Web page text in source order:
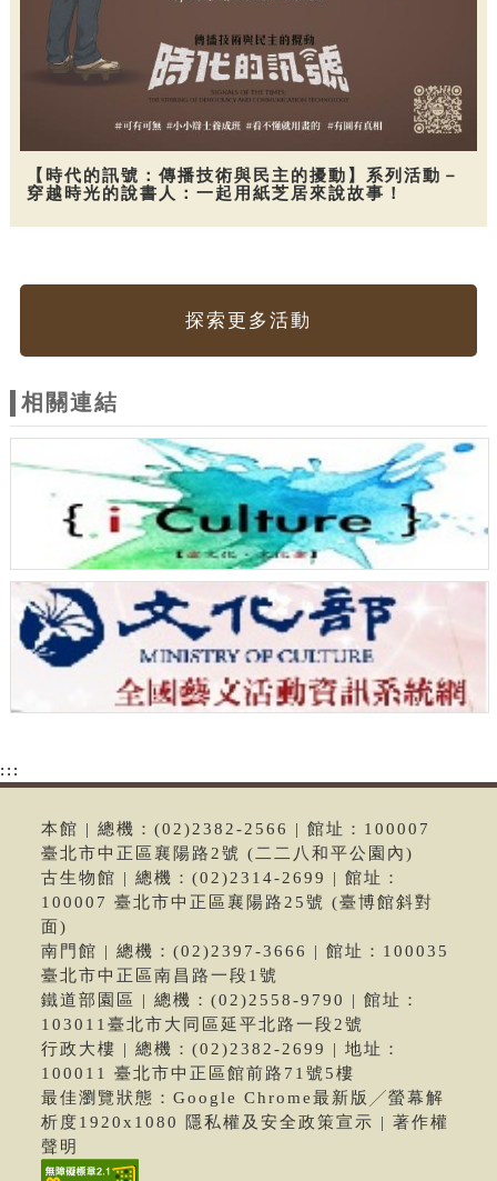
【時代的訊號：傳播技術與民主的擾動】系列活動－
穿越時光的說書人：一起用紙芝居來說故事！
探索更多活動
相關連結
:::
本館 | 總機：(02)2382-2566 | 館址：100007
臺北市中正區襄陽路2號 (二二八和平公園內)
古生物館 | 總機：(02)2314-2699 | 館址：
100007 臺北市中正區襄陽路25號 (臺博館斜對
面)
南門館 | 總機：(02)2397-3666 | 館址：100035
臺北市中正區南昌路一段1號
鐵道部園區 | 總機：(02)2558-9790 | 館址：
103011臺北市大同區延平北路一段2號
行政大樓 | 總機：(02)2382-2699 | 地址：
100011 臺北市中正區館前路71號5樓
最佳瀏覽狀態：Google Chrome最新版╱螢幕解
析度1920x1080 隱私權及安全政策宣示 | 著作權
聲明